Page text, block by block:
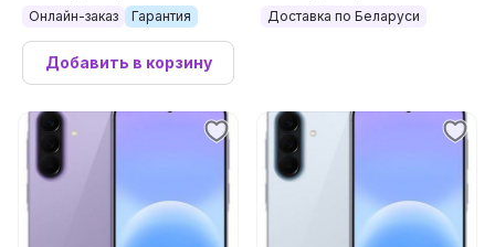
Онлайн-заказ Гарантия
Добавить в корзину
Доставка по Беларуси